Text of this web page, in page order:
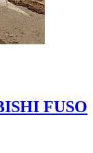
FUSO